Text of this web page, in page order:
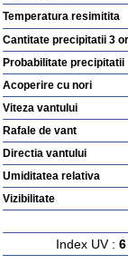
Temperatura resimitita
Cantitate precipitatii 3
Probabilitate precipitatii
Acoperire cu nori
Viteza vantului
Rafale de vant
Directia vantului
Umiditatea relativa
Vizibilitate
Index UV : 6